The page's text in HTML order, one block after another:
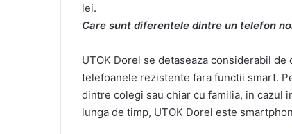
lei.
Care sunt diferentele dintre un telefon
UTOK Dorel se detaseaza considerabil
telefoanele rezistente fara functii smart.
dintre colegi sau chiar cu familia, in cazul
lunga de timp, UTOK Dorel este